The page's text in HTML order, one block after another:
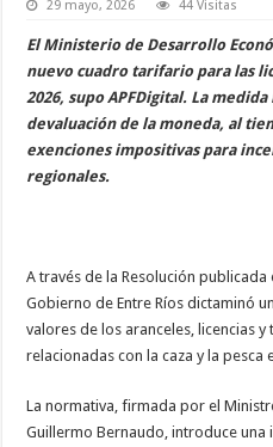
29 mayo, 2026 44 Visitas
El Ministerio de Desarrollo
nuevo cuadro tarifario para las
2026, supo APFDigital. La
devaluación de la moneda, al
exenciones impositivas para
regionales.
A través de la Resolución publicada
Gobierno de Entre Ríos dictaminó
valores de los aranceles, licencias
relacionadas con la caza y la
La normativa, firmada por el
Guillermo Bernaudo, introduce